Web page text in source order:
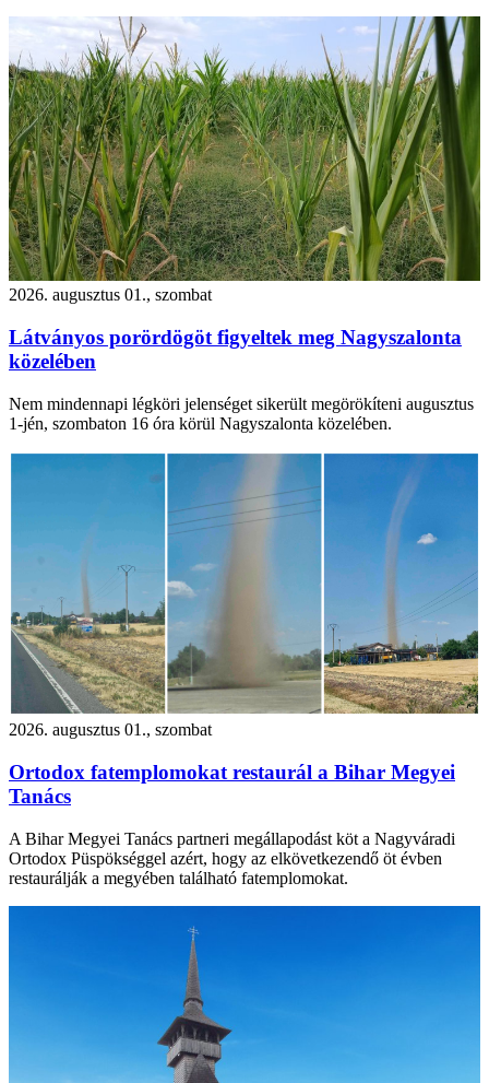
2026. augusztus 01., szombat
Látványos porördögöt figyeltek meg Nagyszalonta
közelében
Nem mindennapi légköri jelenséget sikerült megörökíteni augusztus
1-jén, szombaton 16 óra körül Nagyszalonta közelében.
2026. augusztus 01., szombat
Ortodox fatemplomokat restaurál a Bihar Megyei
Tanács
A Bihar Megyei Tanács partneri megállapodást köt a Nagyváradi
Ortodox Püspökséggel azért, hogy az elkövetkezendő öt évben
restaurálják a megyében található fatemplomokat.